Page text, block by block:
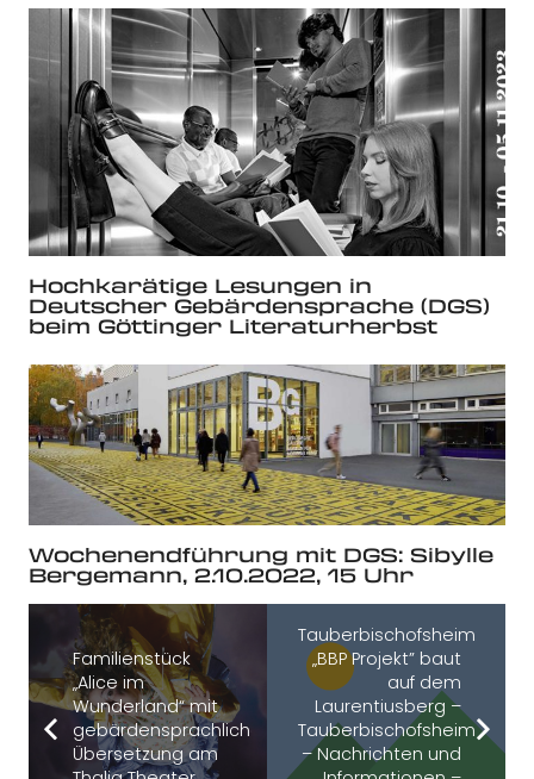
Hochkarätige Lesungen in
Deutscher Gebärdensprache (DGS)
beim Göttinger Literaturherbst
Wochenendführung mit DGS: Sibylle
Bergemann, 2.10.2022, 15 Uhr
Familienstück
„Alice im
Wunderland“ mit
gebärdensprachlicher
Übersetzung am
Tauberbischofsheim:
„BBP Projekt” baut
auf dem
Laurentiusberg –
Tauberbischofsheim
– Nachrichten und